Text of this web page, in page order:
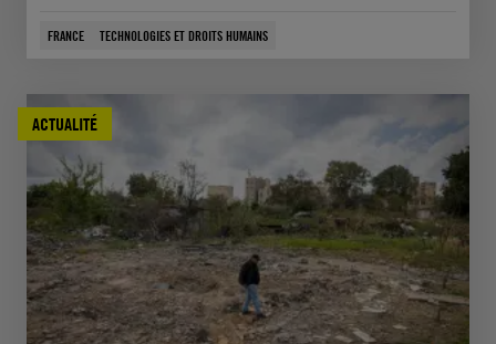
FRANCE TECHNOLOGIES ET DROITS HUMAINS
ACTUALITÉ